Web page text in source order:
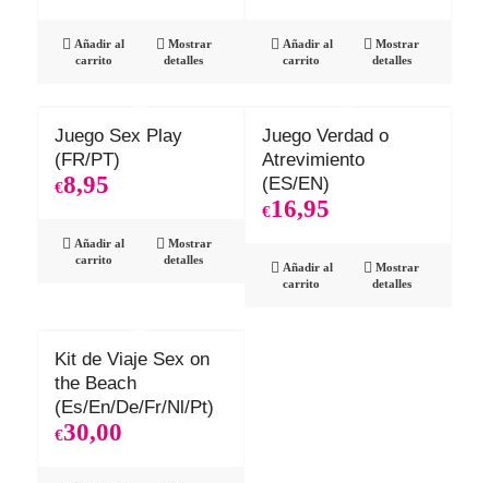
Añadir al
carrito
Mostrar
detalles
Añadir al
carrito
Mostrar
detalles
Juego Sex Play
(FR/PT)
€8,95
Añadir al
carrito
Mostrar
detalles
Juego Verdad o
Atrevimiento
(ES/EN)
€16,95
Añadir al
carrito
Mostrar
detalles
Kit de Viaje Sex on
the Beach
(Es/En/De/Fr/Nl/Pt)
€30,00